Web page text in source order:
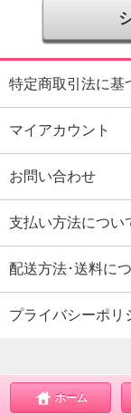
特定商取引法に基
マイアカウント
お問い合わせ
支払い方法につい
配送方法･送料に
プライバシーポリ
ホーム